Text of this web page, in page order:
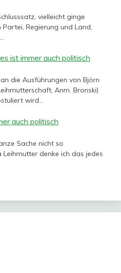
vielleicht ginge
Regierung und Land,
ist immer auch politisch
die Ausführungen von Björn
Anm. Bronski)
wird…
auch politisch
Sache nicht so
Leihmutter denke ich das jedes